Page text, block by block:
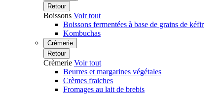
Retour
Boissons Voir tout
Boissons fermentées à base de grains de kéfir
Kombuchas
Crèmerie
Retour
Crèmerie Voir tout
Beurres et margarines végétales
Crèmes fraiches
Fromages au lait de brebis